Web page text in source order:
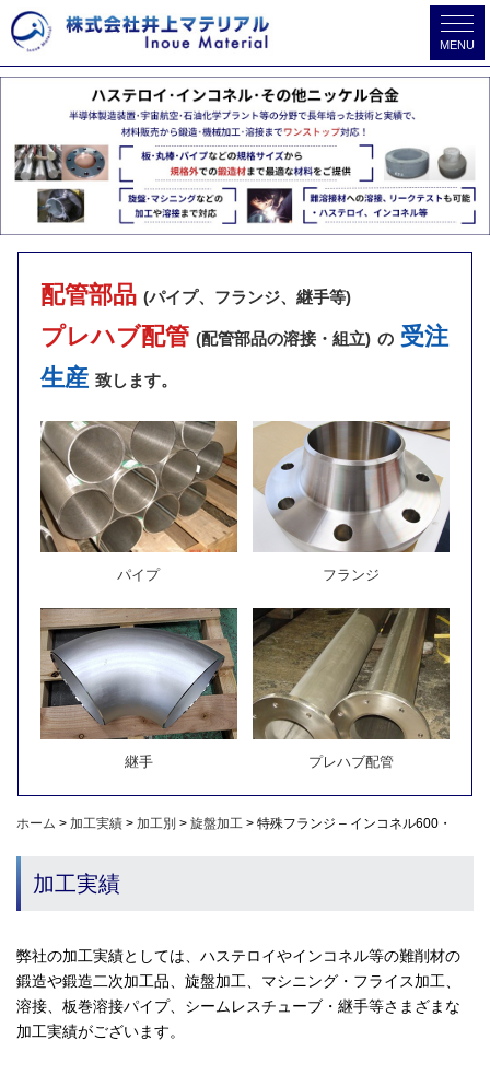
MENU
配管部品 (パイプ、フランジ、継手等)
プレハブ配管 (配管部品の溶接・組立) の 受注
生産 致します。
パイプ フランジ
継手 プレハブ配管
ホーム > 加工実績 > 加工別 > 旋盤加工 > 特殊フランジ – インコネル600・
加工実績
弊社の加工実績としては、ハステロイやインコネル等の難削材の
鍛造や鍛造二次加工品、旋盤加工、マシニング・フライス加工、
溶接、板巻溶接パイプ、シームレスチューブ・継手等さまざまな
加工実績がございます。